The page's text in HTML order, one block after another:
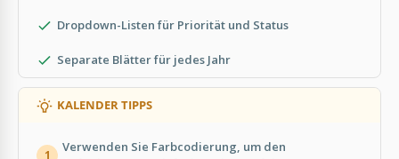
Dropdown-Listen für Priorität und Status
Separate Blätter für jedes Jahr
KALENDER TIPPS
1
Verwenden Sie Farbcodierung, um den